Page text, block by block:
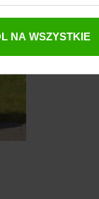
NA WSZYSTKIE